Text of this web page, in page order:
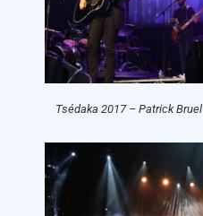
Tsédaka 2017 – Patrick Bruel